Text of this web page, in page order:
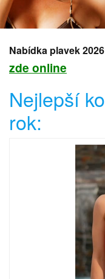
Nabídka plavek
zde online
Nejlepší
rok: